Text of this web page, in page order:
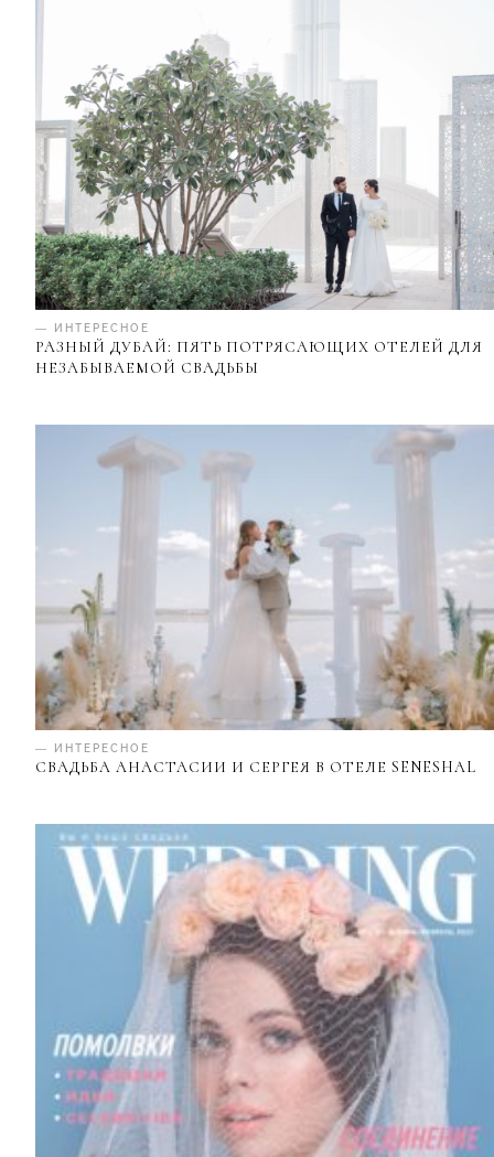
— ИНТЕРЕСНОЕ
РАЗНЫЙ ДУБАЙ: ПЯТЬ ПОТРЯСАЮЩИХ ОТЕЛЕЙ ДЛЯ
НЕЗАБЫВАЕМОЙ СВАДЬБЫ
— ИНТЕРЕСНОЕ
СВАДЬБА АНАСТАСИИ И СЕРГЕЯ В ОТЕЛЕ SENESHAL